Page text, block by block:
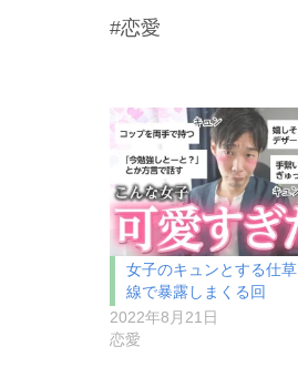
#恋愛
女子のキュンとする仕草
線で暴露しまくる回
2022年8月21日
恋愛